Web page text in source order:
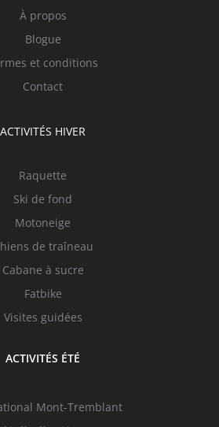
À propos
Blogue
et conditions
Contact
ACTIVITÉS HIVER
Raquette
Ski de fond
Motoneige
de traîneau
Cabane à sucre
Fatbike
Visites guidées
ACTIVITÉS ÉTÉ
Mont-Tremblant